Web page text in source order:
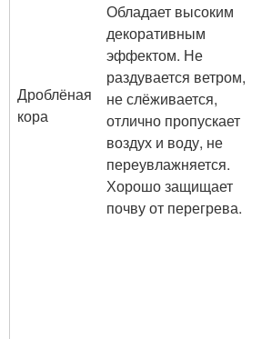
Дроблёная
кора
Обладает высоким
декоративным
эффектом. Не
раздувается ветром,
не слёживается,
отлично пропускает
воздух и воду, не
переувлажняется.
Хорошо защищает
почву от перегрева.